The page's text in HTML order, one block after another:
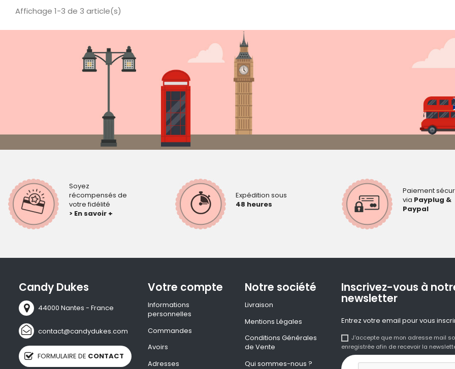
Affichage 1-3 de 3 article(s)
Soyez
récompensés de
votre fidélité
> En savoir +
Expédition sous
48 heures
Paiement
via Payplug &
Paypal
Candy Dukes
44000 Nantes - France
contact@candydukes.com
FORMULAIRE DE CONTACT
Votre compte
Informations
personnelles
Commandes
Avoirs
Adresses
Notre société
Livraison
Mentions Légales
Conditions Générales
de Vente
Qui sommes-nous ?
Inscrivez-vous à
newsletter
Entrez votre email pour vous
J'accepte que mon adresse mail
enregistrée afin de recevoir la